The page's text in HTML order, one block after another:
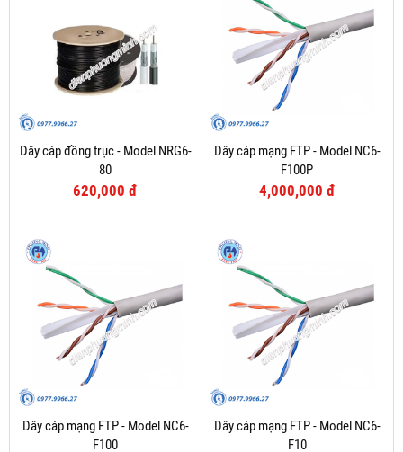
Dây cáp đồng trục - Model NRG6-
80
620,000 đ
Dây cáp mạng FTP - Model NC6-
F100P
4,000,000 đ
Dây cáp mạng FTP - Model NC6-
F100
Dây cáp mạng FTP - Model NC6-
F10